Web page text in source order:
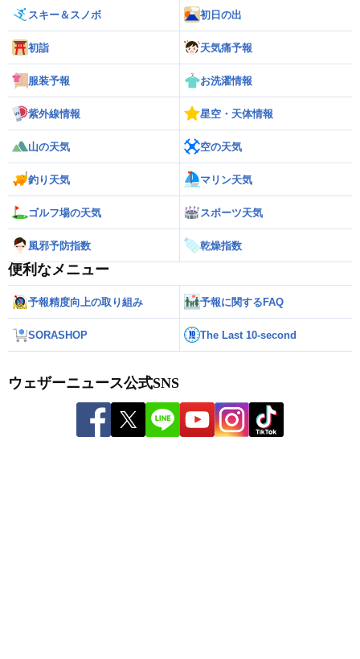
スキー＆スノボ 初日の出
初詣 天気痛予報
服装予報 お洗濯情報
紫外線情報 星空・天体情報
山の天気 空の天気
釣り天気 マリン天気
ゴルフ場の天気 スポーツ天気
風邪予防指数 乾燥指数
便利なメニュー
予報精度向上の取り組み 予報に関するFAQ
SORASHOP The Last 10-second
ウェザーニュース公式SNS